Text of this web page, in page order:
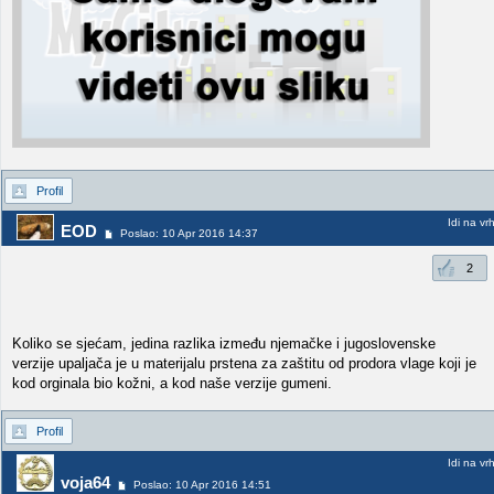
Profil
EOD Poslao: 10 Apr 2016 14:37
Idi na vrh
2
Koliko se sjećam, jedina razlika između njemačke i jugoslovenske
verzije upaljača je u materijalu prstena za zaštitu od prodora vlage koji je
kod orginala bio kožni, a kod naše verzije gumeni.
Profil
voja64 Poslao: 10 Apr 2016 14:51
Idi na vrh